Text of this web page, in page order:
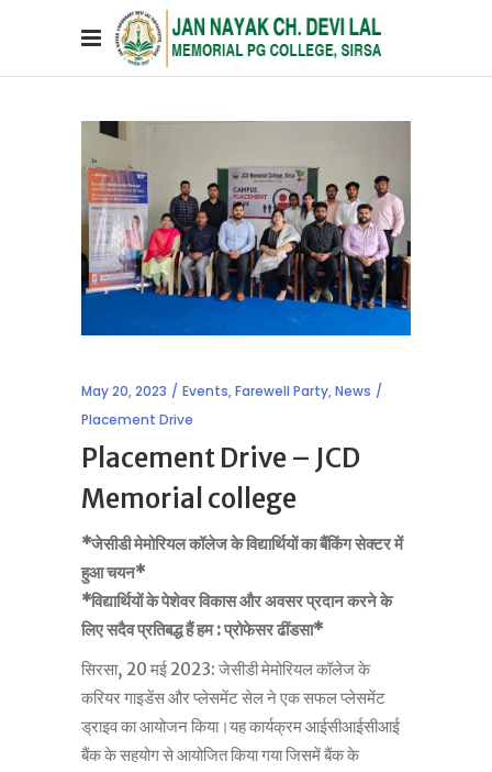
May 20, 2023 Events,Farewell Party,News
Placement Drive
Placement Drive – JCD
Memorial college
*जेसीडी मेमोरियल कॉलेज के विद्यार्थियों का बैंकिंग सेक्टर में
हुआ चयन*
*विद्यार्थियों के पेशेवर विकास और अवसर प्रदान करने के
लिए सदैव प्रतिबद्ध हैं हम : प्रोफेसर ढींडसा*
सिरसा, 20 मई 2023: जेसीडी मेमोरियल कॉलेज के
करियर गाइडेंस और प्लेसमेंट सेल ने एक सफल प्लेसमेंट
ड्राइव का आयोजन किया।यह कार्यक्रम आईसीआईसीआई
बैंक के सहयोग से आयोजित किया गया जिसमें बैंक के